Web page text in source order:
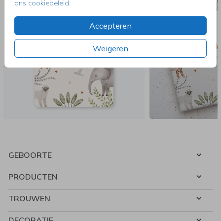
ons cookiebeleid.
Accepteren
Weigeren
GEBOORTE
PRODUCTEN
TROUWEN